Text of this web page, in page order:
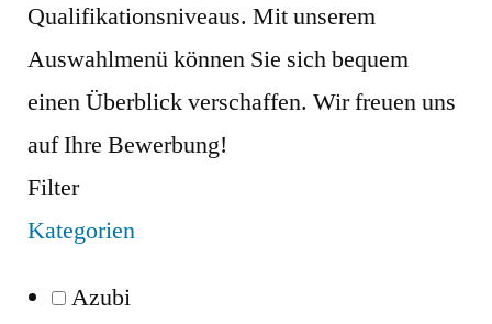
Qualifikationsniveaus. Mit unserem
Auswahlmenü können Sie sich bequem
einen Überblick verschaffen. Wir freuen uns
auf Ihre Bewerbung!
Filter
Kategorien
Azubi